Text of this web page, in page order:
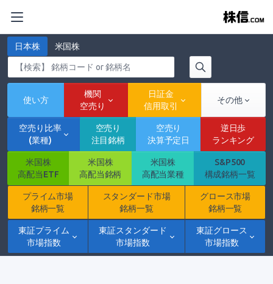
日本株 米国株
使い方
機関
空売り
日証金
信用取引
その他
空売り比率
(業種)
空売り
注目銘柄
空売り
決算予定日
逆日歩
ランキング
米国株
高配当ETF
米国株
高配当銘柄
米国株
高配当業種
S&P500
構成銘柄一覧
プライム市場
銘柄一覧
スタンダード市場
銘柄一覧
グロース市場
銘柄一覧
東証プライム
市場指数
東証スタンダード
市場指数
東証グロース
市場指数